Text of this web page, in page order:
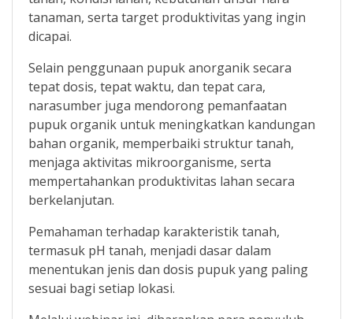
tanaman, serta target produktivitas yang ingin
dicapai.
Selain penggunaan pupuk anorganik secara
tepat dosis, tepat waktu, dan tepat cara,
narasumber juga mendorong pemanfaatan
pupuk organik untuk meningkatkan kandungan
bahan organik, memperbaiki struktur tanah,
menjaga aktivitas mikroorganisme, serta
mempertahankan produktivitas lahan secara
berkelanjutan.
Pemahaman terhadap karakteristik tanah,
termasuk pH tanah, menjadi dasar dalam
menentukan jenis dan dosis pupuk yang paling
sesuai bagi setiap lokasi.